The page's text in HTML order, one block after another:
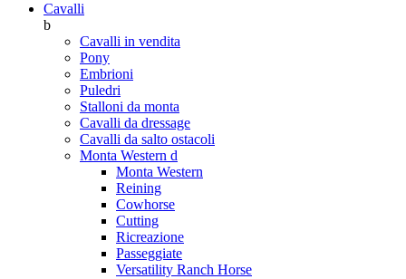
Cavalli
b
Cavalli in vendita
Pony
Embrioni
Puledri
Stalloni da monta
Cavalli da dressage
Cavalli da salto ostacoli
Monta Western d
Monta Western
Reining
Cowhorse
Cutting
Ricreazione
Passeggiate
Versatility Ranch Horse